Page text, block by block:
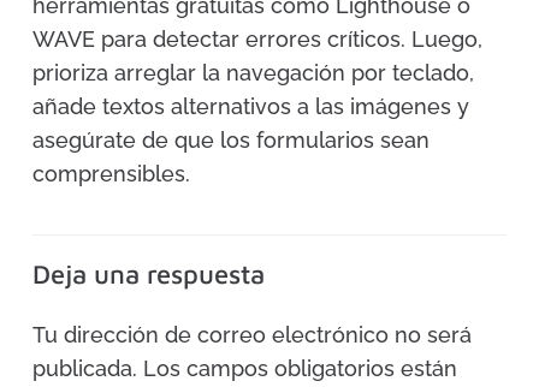
herramientas gratuitas como Lighthouse o
WAVE para detectar errores críticos. Luego,
prioriza arreglar la navegación por teclado,
añade textos alternativos a las imágenes y
asegúrate de que los formularios sean
comprensibles.
Deja una respuesta
Tu dirección de correo electrónico no será
publicada. Los campos obligatorios están